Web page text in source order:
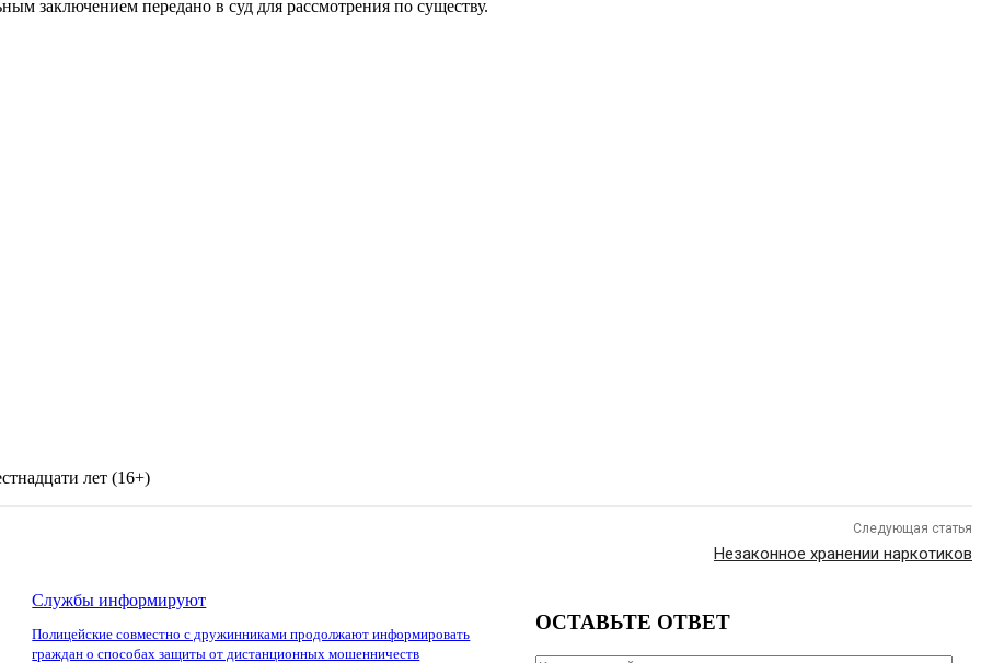
заключением передано в суд для рассмотрения по существу.
лет (16+)
Следующая статья
Незаконное хранении наркотиков
Службы информируют
Полицейские совместно с дружинниками продолжают информировать
граждан о способах защиты от дистанционных мошенничеств
ОСТАВЬТЕ ОТВЕТ